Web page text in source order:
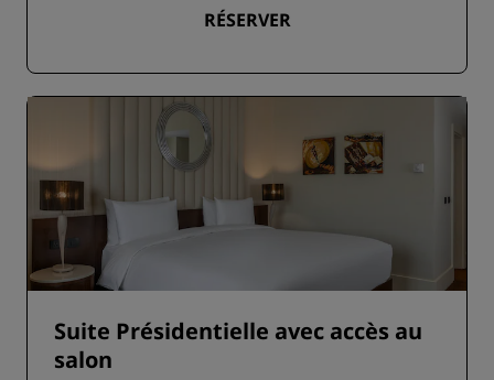
RÉSERVER
Suite Présidentielle avec accès au
salon